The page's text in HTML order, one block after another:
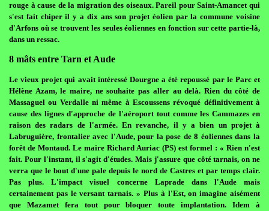
rouge à cause de la migration des oiseaux. Pareil pour Saint-Amancet qui
s'est fait chiper il y a dix ans son projet éolien par la commune voisine
d'Arfons où se trouvent les seules éoliennes en fonction sur cette partie-là,
dans un ressac.
8 mâts entre Tarn et Aude
Le vieux projet qui avait intéressé Dourgne a été repoussé par le Parc et
Hélène Azam, le maire, ne souhaite pas aller au delà. Rien du côté de
Massaguel ou Verdalle ni même à Escoussens révoqué définitivement à
cause des lignes d'approche de l'aéroport tout comme les Cammazes en
raison des radars de l'armée. En revanche, il y a bien un projet à
Labruguière, frontalier avec l'Aude, pour la pose de 8 éoliennes dans la
forêt de Montaud. Le maire Richard Auriac (PS) est formel : « Rien n'est
fait. Pour l'instant, il s'agit d'études. Mais j'assure que côté tarnais, on ne
verra que le bout d'une pale depuis le nord de Castres et par temps clair.
Pas plus. L'impact visuel concerne Laprade dans l'Aude mais
certainement pas le versant tarnais. » Plus à l'Est, on imagine aisément
que Mazamet fera tout pour bloquer toute implantation. Idem à